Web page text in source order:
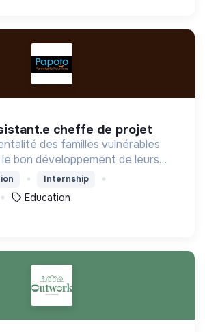
cheffe de projet
des familles vulnérables
bon développement de leurs
la reproduction des inégalités
Internship
Education